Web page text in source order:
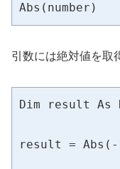
Abs(number)
引数には絶対値を取
Dim result As
result = Abs(-